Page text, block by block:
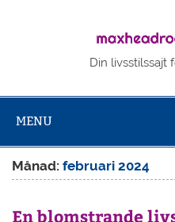
Din livsstilssajt
MENU
Månad:februari 2024
En blomstrande